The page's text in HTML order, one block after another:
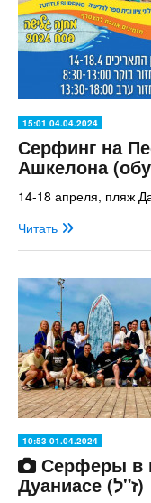
15:01 04.04.2024
Серфинг на
Ашкелона
14-18 апреля, пляж
Читать
10:53 01.04.2024
Серферы в
Дуаниасе (ז"ל)